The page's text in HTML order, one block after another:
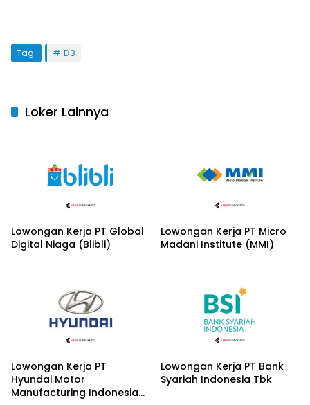
Tag: D3
Loker Lainnya
Lowongan Kerja PT Global
Digital Niaga (Blibli)
Lowongan Kerja PT Micro
Madani Institute (MMI)
Lowongan Kerja PT
Hyundai Motor
Manufacturing Indonesia
Lowongan Kerja PT Bank
Syariah Indonesia Tbk